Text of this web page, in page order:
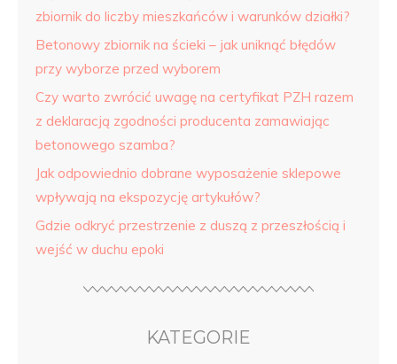
zbiornik do liczby mieszkańców i warunków działki?
Betonowy zbiornik na ścieki – jak uniknąć błędów
przy wyborze przed wyborem
Czy warto zwrócić uwagę na certyfikat PZH razem
z deklaracją zgodności producenta zamawiając
betonowego szamba?
Jak odpowiednio dobrane wyposażenie sklepowe
wpływają na ekspozycję artykułów?
Gdzie odkryć przestrzenie z duszą z przeszłością i
wejść w duchu epoki
KATEGORIE